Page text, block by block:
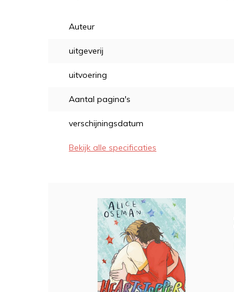
Auteur
uitgeverij
uitvoering
Aantal pagina's
verschijningsdatum
Bekijk alle specificaties